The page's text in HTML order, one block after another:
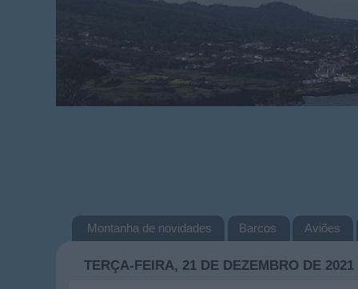
Montanha de novidades Barcos Aviões
TERÇA-FEIRA, 21 DE DEZEMBRO DE 2021